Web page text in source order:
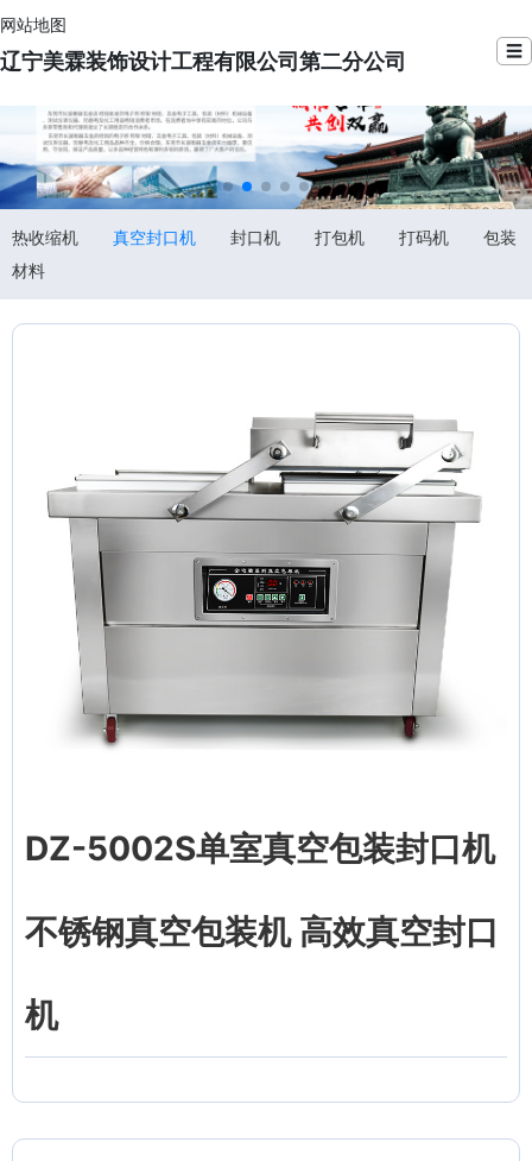
网站地图
辽宁美霖装饰设计工程有限公司第二分公司 ☰
热收缩机 真空封口机 封口机 打包机 打码机
包装
材料
DZ-5002S单室真空包装封口机
不锈钢真空包装机 高效真空封口
机